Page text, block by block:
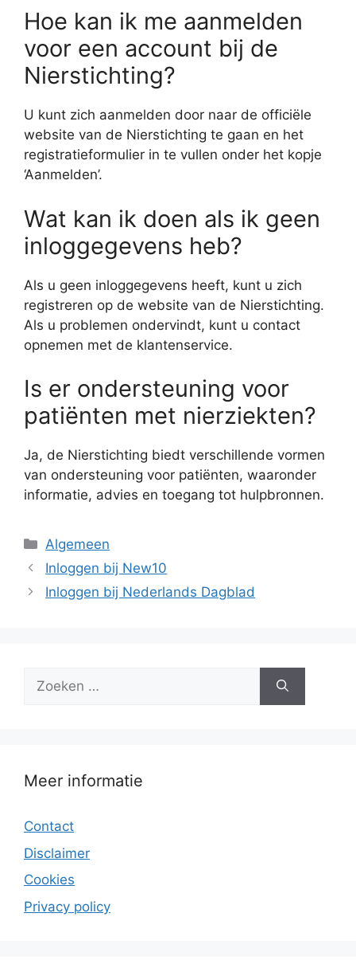
Hoe kan ik me aanmelden
voor een account bij de
Nierstichting?
U kunt zich aanmelden door naar de officiële
website van de Nierstichting te gaan en het
registratieformulier in te vullen onder het kopje
‘Aanmelden’.
Wat kan ik doen als ik geen
inloggegevens heb?
Als u geen inloggegevens heeft, kunt u zich
registreren op de website van de Nierstichting.
Als u problemen ondervindt, kunt u contact
opnemen met de klantenservice.
Is er ondersteuning voor
patiënten met nierziekten?
Ja, de Nierstichting biedt verschillende vormen
van ondersteuning voor patiënten, waaronder
informatie, advies en toegang tot hulpbronnen.
Categorieën
Algemeen
Inloggen bij New10
Inloggen bij Nederlands Dagblad
Zoek
Meer informatie
Contact
Disclaimer
Cookies
Privacy policy